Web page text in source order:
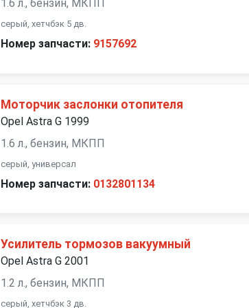
1.6 л., бензин, МКПП
серый, хетчбэк 5 дв.
Номер запчасти: 9157692
Моторчик заслонки отопителя
Opel Astra G 1999
1.6 л., бензин, МКПП
серый, универсал
Номер запчасти: 0132801134
Усилитель тормозов вакуумный
Opel Astra G 2001
1.2 л., бензин, МКПП
серый, хетчбэк 3 дв.